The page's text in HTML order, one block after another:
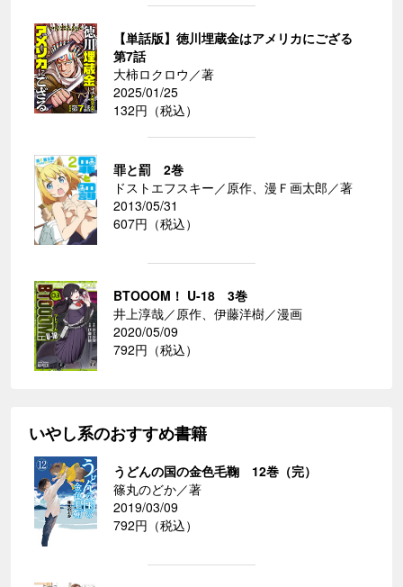
【単話版】徳川埋蔵金はアメリカにござる
第7話
大柿ロクロウ／著
2025/01/25
132円（税込）
罪と罰 2巻
ドストエフスキー／原作、漫Ｆ画太郎／著
2013/05/31
607円（税込）
BTOOOM！ U-18 3巻
井上淳哉／原作、伊藤洋樹／漫画
2020/05/09
792円（税込）
いやし系のおすすめ書籍
うどんの国の金色毛鞠 12巻（完）
篠丸のどか／著
2019/03/09
792円（税込）